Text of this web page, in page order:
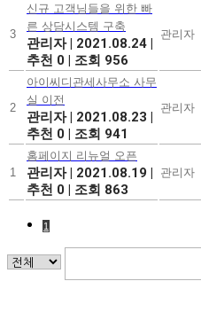
3
신규 고객님들을 위한 빠
른 상담시스템 구축
관리자 | 2021.08.24 |
추천 0 | 조회 956
관리자
2
아이씨디관세사무소 사무
실 이전
관리자 | 2021.08.23 |
추천 0 | 조회 941
관리자
1
홈페이지 리뉴얼 오픈
관리자 | 2021.08.19 |
추천 0 | 조회 863
관리자
1